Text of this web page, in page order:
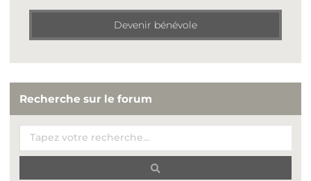
Devenir bénévole
Recherche sur le forum